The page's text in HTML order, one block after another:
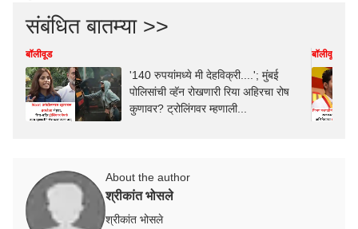
संबंधित बातम्या >>
बॉलीवूड
'140 रुपयांमध्ये मी देहविक्री....'; मुंबई
पोलिसांची व्हॅन रोखणारी रिया अहिरचा रोष
कुणावर? ट्रोलिंगवर म्हणाली...
बॉलीवूड
About the author
श्रीकांत भोसले
श्रीकांत भोसले